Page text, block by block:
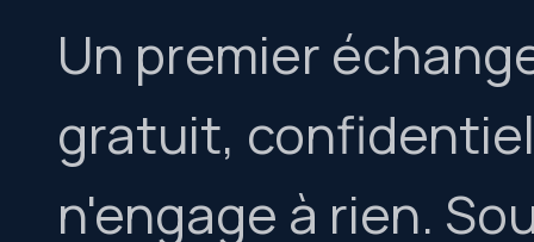
Un premier
gratuit,
n'engage à rien.